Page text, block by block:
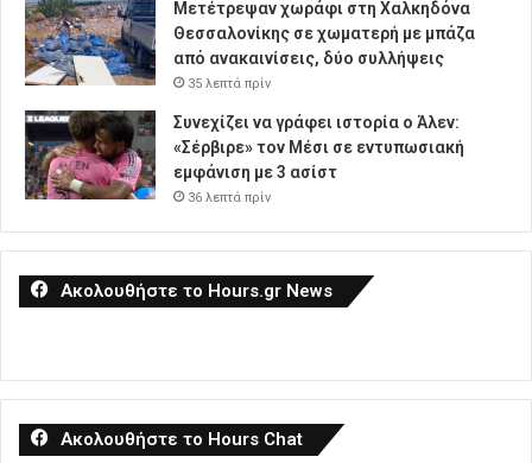
Μετέτρεψαν χωράφι στη Χαλκηδόνα
Θεσσαλονίκης σε χωματερή με μπάζα
από ανακαινίσεις, δύο συλλήψεις
35 λεπτά πρίν
Συνεχίζει να γράφει ιστορία ο Άλεν:
«Σέρβιρε» τον Μέσι σε εντυπωσιακή
εμφάνιση με 3 ασίστ
36 λεπτά πρίν
Ακολουθήστε το Hours.gr News
Ακολουθήστε το Hours Chat